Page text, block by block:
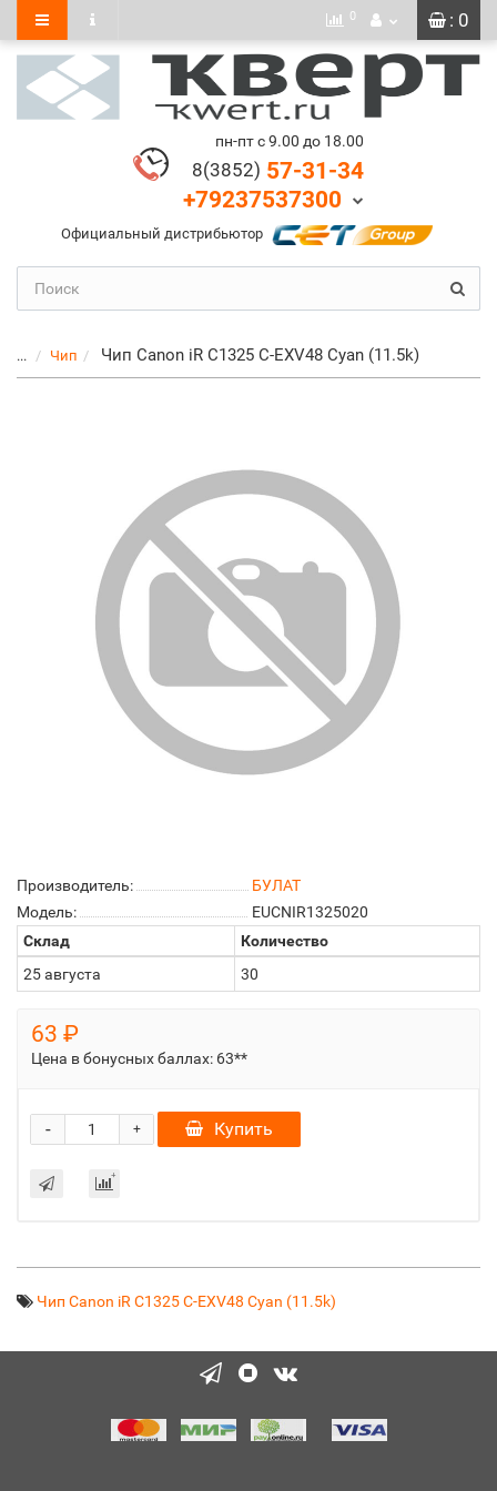
: 0
0
пн-пт с 9.00 до 18.00
8(3852) 57-31-34
+79237537300
Официальный дистрибьютор
... Чип Чип Canon iR C1325 C-EXV48 Cyan (11.5k)
Производитель:
БУЛАТ
Модель:
EUCNIR1325020
Склад
Количество
25 августа
30
63 ₽
Цена в бонусных баллах: 63**
+
- Купить
Чип Canon iR C1325 C-EXV48 Cyan (11.5k)